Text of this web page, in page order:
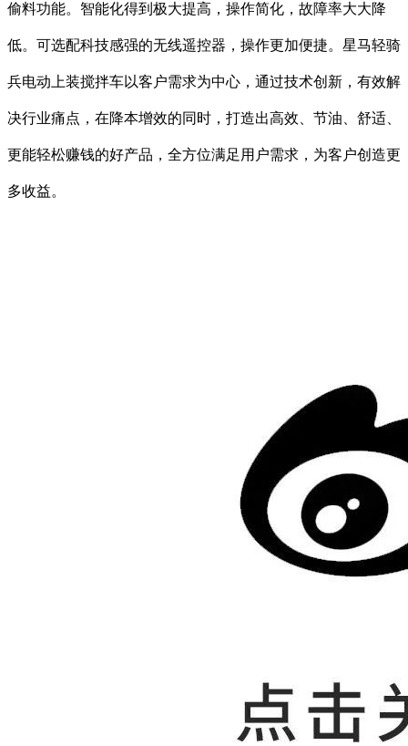
偷料功能。智能化得到极大提高，操作简化，故障率大大降
低。可选配科技感强的无线遥控器，操作更加便捷。星马轻骑
兵电动上装搅拌车以客户需求为中心，通过技术创新，有效解
决行业痛点，在降本增效的同时，打造出高效、节油、舒适、
更能轻松赚钱的好产品，全方位满足用户需求，为客户创造更
多收益。